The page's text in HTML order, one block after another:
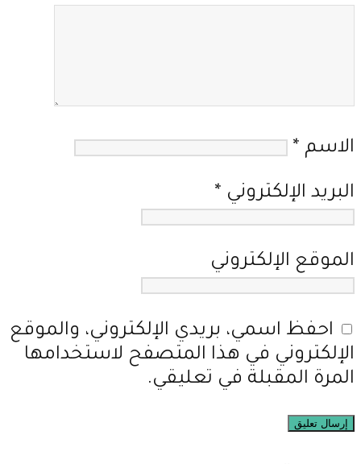
الاسم *
البريد الإلكتروني *
الموقع الإلكتروني
احفظ اسمي، بريدي الإلكتروني، والموقع
الإلكتروني في هذا المتصفح لاستخدامها
المرة المقبلة في تعليقي.